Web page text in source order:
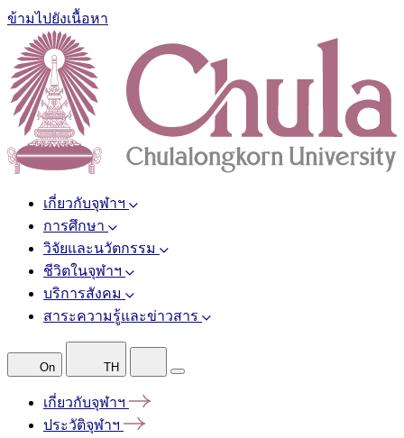
ข้ามไปยังเนื้อหา
เกี่ยวกับจุฬาฯ
การศึกษา
วิจัยและนวัตกรรม
ชีวิตในจุฬาฯ
บริการสังคม
สาระความรู้และข่าวสาร
On TH
เกี่ยวกับจุฬาฯ
ประวัติจุฬาฯ